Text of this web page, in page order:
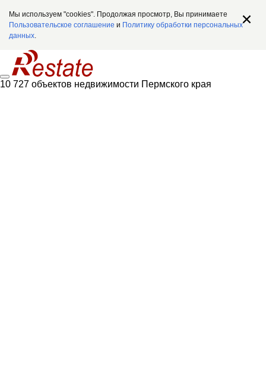
Мы используем "cookies". Продолжая просмотр, Вы принимаете
Пользовательское соглашение и Политику обработки персональных
данных.
10 727 объектов недвижимости Пермского края